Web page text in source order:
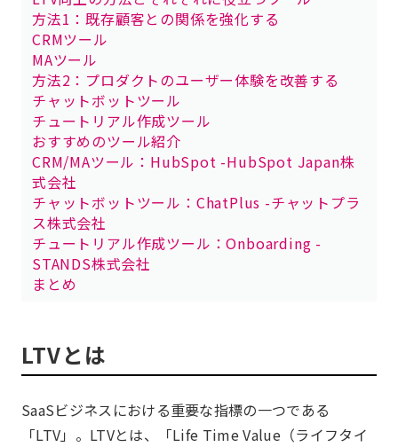
方法1：既存顧客との関係を強化する
CRMツール
MAツール
方法2：プロダクトのユーザー体験を改善する
チャットボットツール
チュートリアル作成ツール
おすすめのツール紹介
CRM/MAツール：HubSpot -HubSpot Japan株
式会社
チャットボットツール：ChatPlus -チャットプラ
ス株式会社
チュートリアル作成ツール：Onboarding -
STANDS株式会社
まとめ
LTVとは
SaaSビジネスにおける重要な指標の一つである
「LTV」。LTVとは、「Life Time Value（ライフタイ